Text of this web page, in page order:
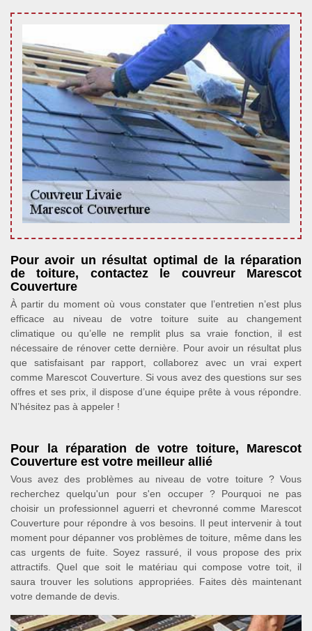
Pour avoir un résultat optimal de la réparation
de toiture, contactez le couvreur Marescot
Couverture
À partir du moment où vous constater que l’entretien n’est plus
efficace au niveau de votre toiture suite au changement
climatique ou qu’elle ne remplit plus sa vraie fonction, il est
nécessaire de rénover cette dernière. Pour avoir un résultat plus
que satisfaisant par rapport, collaborez avec un vrai expert
comme Marescot Couverture. Si vous avez des questions sur ses
offres et ses prix, il dispose d’une équipe prête à vous répondre.
N’hésitez pas à appeler !
Pour la réparation de votre toiture, Marescot
Couverture est votre meilleur allié
Vous avez des problèmes au niveau de votre toiture ? Vous
recherchez quelqu'un pour s'en occuper ? Pourquoi ne pas
choisir un professionnel aguerri et chevronné comme Marescot
Couverture pour répondre à vos besoins. Il peut intervenir à tout
moment pour dépanner vos problèmes de toiture, même dans les
cas urgents de fuite. Soyez rassuré, il vous propose des prix
attractifs. Quel que soit le matériau qui compose votre toit, il
saura trouver les solutions appropriées. Faites dès maintenant
votre demande de devis.